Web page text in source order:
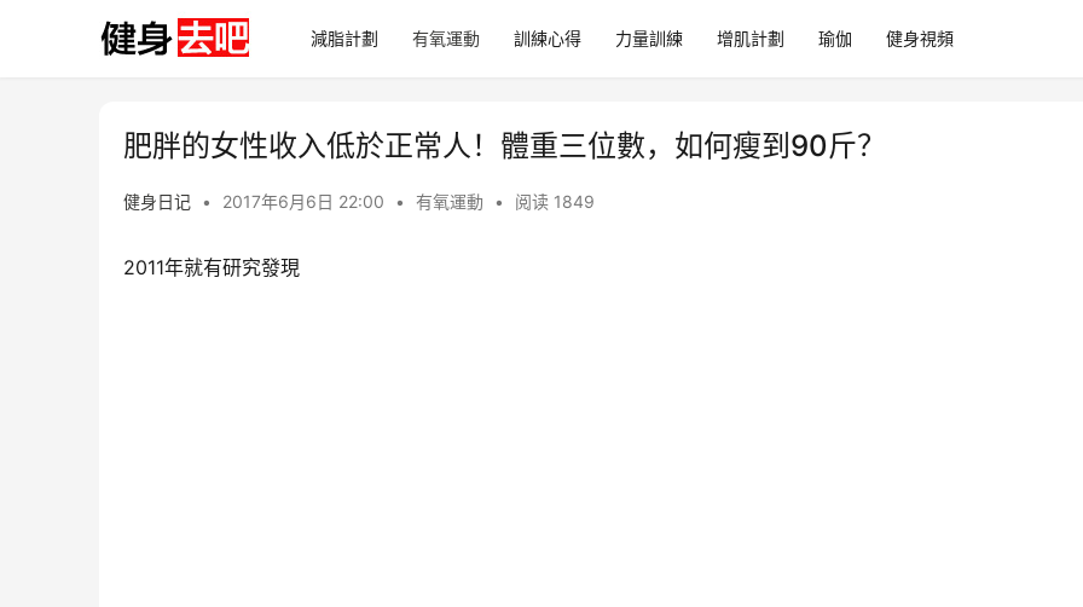
減脂計劃 有氧運動 訓練心得 力量訓練 增肌計劃 瑜伽 健身視頻
肥胖的女性收入低於正常人！體重三位數，如何瘦到90斤？
健身日记 • 2017年6月6日 22:00 • 有氧運動 • 阅读 1849
2011年就有研究發現